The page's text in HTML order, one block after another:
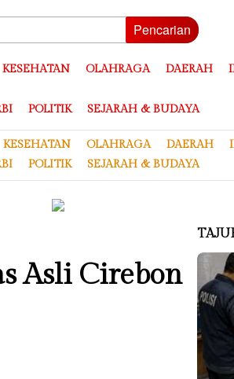
Pencarian
KESEHATAN OLAHRAGA DAERAH
POLITIK SEJARAH & BUDAYA
KESEHATAN OLAHRAGA DAERAH
POLITIK SEJARAH & BUDAYA
Asli Cirebon